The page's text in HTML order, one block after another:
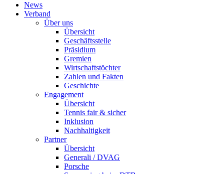
News
Verband
Über uns
Übersicht
Geschäftsstelle
Präsidium
Gremien
Wirtschaftstöchter
Zahlen und Fakten
Geschichte
Engagement
Übersicht
Tennis fair & sicher
Inklusion
Nachhaltigkeit
Partner
Übersicht
Generali / DVAG
Porsche